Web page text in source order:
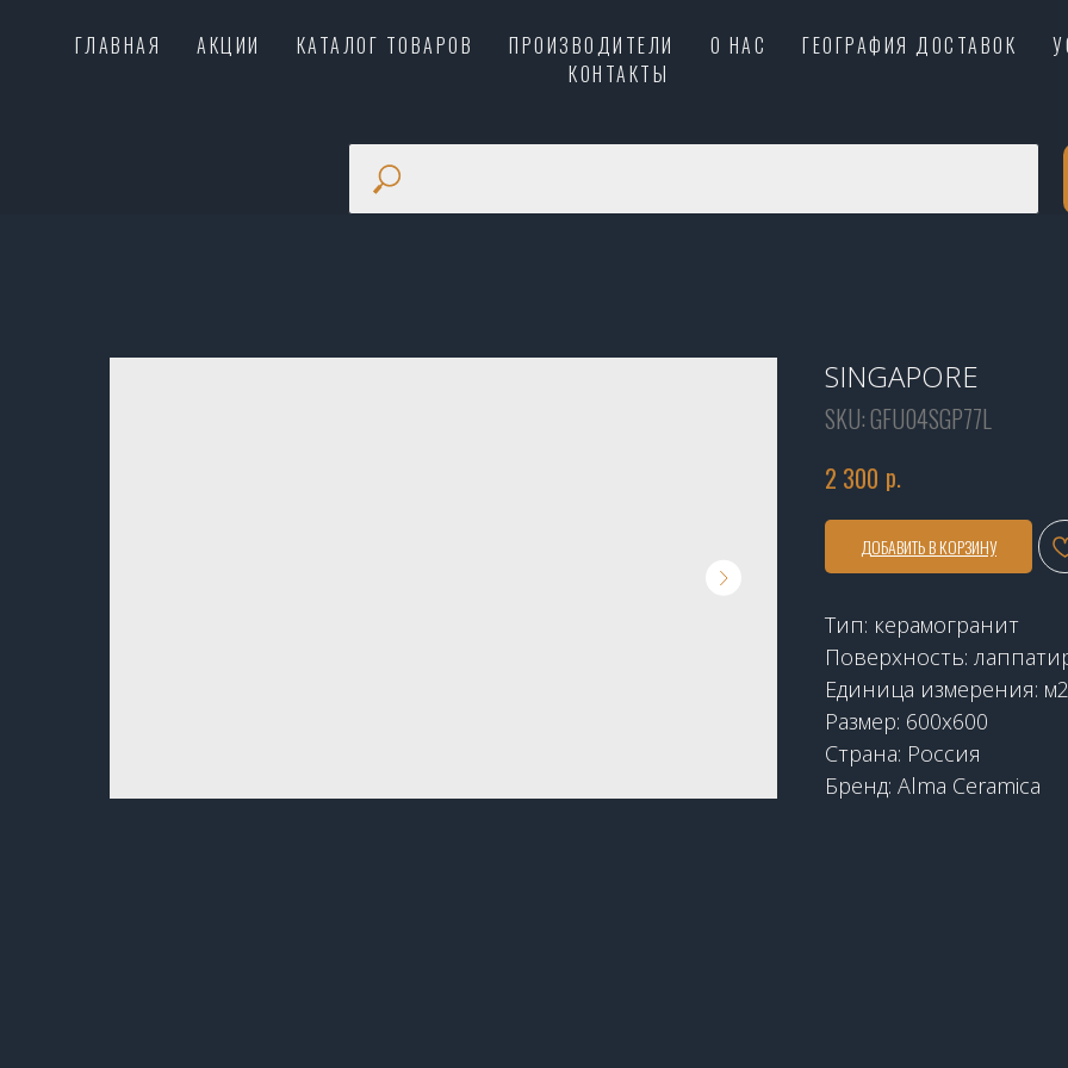
ГЛАВНАЯ АКЦИИ КАТАЛОГ ТОВАРОВ ПРОИЗВОДИТЕЛИ О НАС ГЕОГРАФИЯ ДОСТАВОК
КОНТАКТЫ
SINGAPORE
SKU:GFU04SGP77L
2 300 р.
ДОБАВИТЬ В КОРЗИНУ
Тип: керамогранит
Поверхность:
Единица измерения: м2
Размер: 600x600
Страна: Россия
Бренд: Alma Ceramica